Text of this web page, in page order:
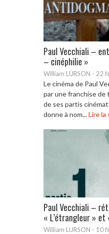
Paul Vecchiali –
– cinéphilie »
William LURSON - 22
Le cinéma de Paul
par une franchise de
de ses partis
donne à nom...Lire la
Paul Vecchiali –
« L’étrangleur »
William LURSON - 10